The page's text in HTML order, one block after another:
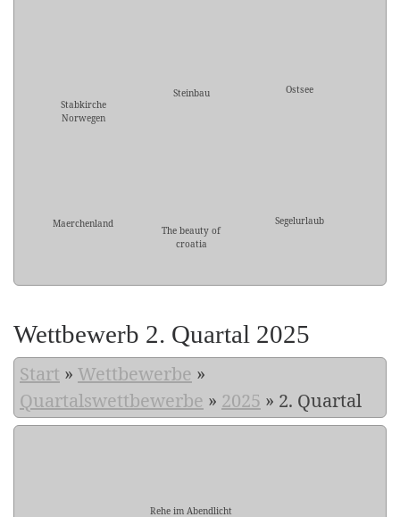
Stabkirche
Norwegen
Steinbau Ostsee
Maerchenland
The beauty of
croatia
Segelurlaub
Wettbewerb 2. Quartal 2025
Start » Wettbewerbe »
Quartalswettbewerbe » 2025 » 2. Quartal
Rehe im Abendlicht